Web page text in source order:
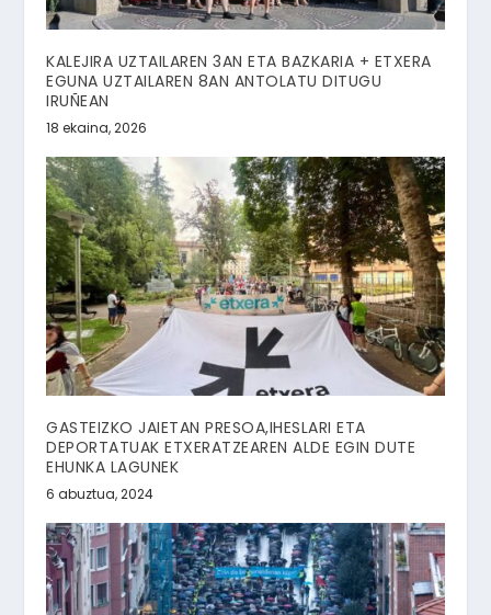
KALEJIRA UZTAILAREN 3AN ETA BAZKARIA + ETXERA
EGUNA UZTAILAREN 8AN ANTOLATU DITUGU
IRUÑEAN
18 ekaina, 2026
GASTEIZKO JAIETAN PRESOA,IHESLARI ETA
DEPORTATUAK ETXERATZEAREN ALDE EGIN DUTE
EHUNKA LAGUNEK
6 abuztua, 2024